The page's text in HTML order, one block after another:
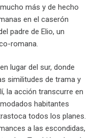
más y de hecho
en el caserón
padre de Elio, un
romana.
lugar del sur, donde
similitudes de trama y
la acción transcurre en
habitantes
todos los planes.
a las escondidas,